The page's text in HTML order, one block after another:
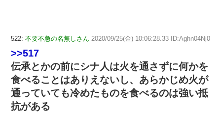
522: 不要不急の名無しさん 2020/09/25(金) 10:06:28.33 ID:Aghn04Nj0
>>517
伝承とかの前にシナ人は火を通さずに何かを
食べることはありえないし、あらかじめ火が
通っていても冷めたものを食べるのは強い抵
抗がある